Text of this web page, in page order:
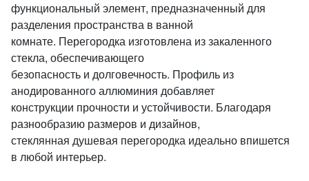
функциональный элемент, предназначенный для
разделения пространства в ванной
комнате. Перегородка изготовлена из закаленного
стекла, обеспечивающего
безопасность и долговечность. Профиль из
анодированного аллюминия добавляет
конструкции прочности и устойчивости. Благодаря
разнообразию размеров и дизайнов,
стеклянная душевая перегородка идеально впишется
в любой интерьер.